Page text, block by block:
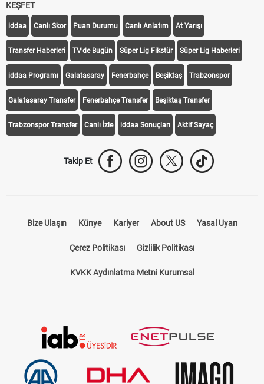
KEŞFET
iddaa Canlı Skor Puan Durumu Canlı Anlatım At Yarışı
Transfer Haberleri TV'de Bugün Süper Lig Fikstür Süper Lig Haberleri
iddaa Programı Galatasaray Fenerbahçe Beşiktaş Trabzonspor
Galatasaray Transfer Fenerbahçe Transfer Beşiktaş Transfer
Trabzonspor Transfer Canlı İzle iddaa Sonuçları Aktif Sayaç
Takip Et
Bize Ulaşın Künye Kariyer About US Yasal Uyarı
Çerez Politikası Gizlilik Politikası
KVKK Aydınlatma Metni Kurumsal